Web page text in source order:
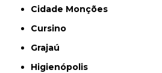
Cidade Monções
Cursino
Grajaú
Higienópolis